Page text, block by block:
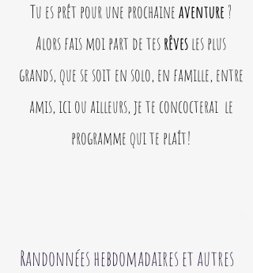
Tu es prêt pour une prochaineaventure ?
Alors fais moi part de tesrêvesles plus
grands, que se soit en solo, en famille, entre
amis, ici ou ailleurs, je te concocterai le
programme qui te plaît!
Randonnées hebdomadaires et autres